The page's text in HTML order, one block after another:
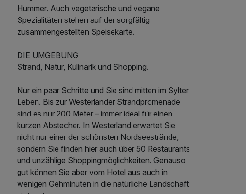
Hummer. Auch vegetarische und vegane
Spezialitäten stehen auf der sorgfältig
zusammengestellten Speisekarte.
DIE UMGEBUNG
Strand, Natur, Kulinarik und Shopping.
Nur ein paar Schritte und Sie sind mitten im Sylter
Leben. Bis zur Westerländer Strandpromenade
sind es nur 200 Meter – immer ideal für einen
kurzen Abstecher. In Westerland erwartet Sie
nicht nur einer der schönsten Nordseestrände,
sondern Sie finden hier auch über 50 Restaurants
und unzählige Shoppingmöglichkeiten. Genauso
gut können Sie aber vom Hotel aus auch in
wenigen Gehminuten in die natürliche Landschaft